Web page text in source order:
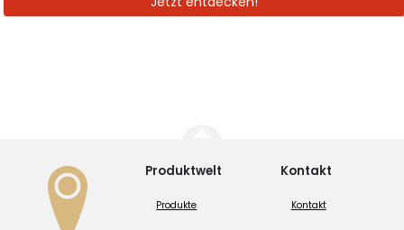
Produktwelt
Produkte
Kontakt
Kontakt